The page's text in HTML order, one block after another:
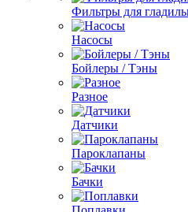
Фильтры для
Насосы
Бойлеры / Тэны
Разное
Датчики
Пароклапаны
Бачки